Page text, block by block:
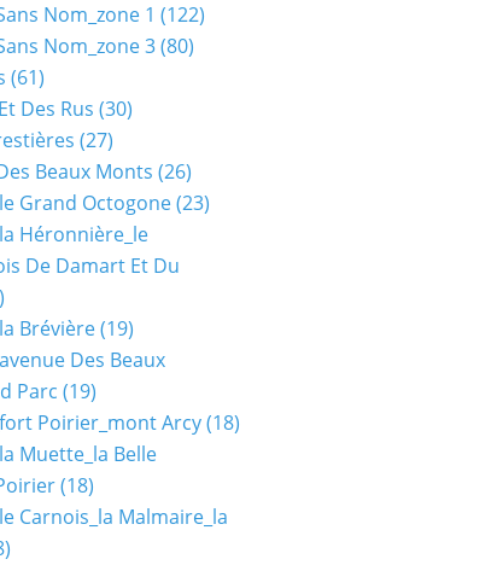
Nom_zone 1 (122)
Nom_zone 3(80)
(61)
Des Rus (30)
(27)
Beaux Monts (26)
Grand Octogone(23)
Héronnière_le
De Damart Et Du
Brévière(19)
Des Beaux
Parc (19)
Poirier_mont Arcy(18)
Muette_la Belle
(18)
Carnois_la Malmaire_la